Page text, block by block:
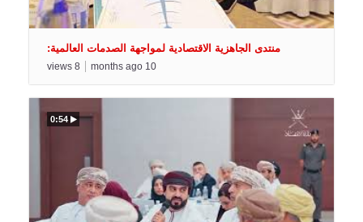
منتدى الجاهزية الاقتصادية لمواجهة الصدمات العالمية:
التحديات والفرص
8
views 10
months ago
0:54